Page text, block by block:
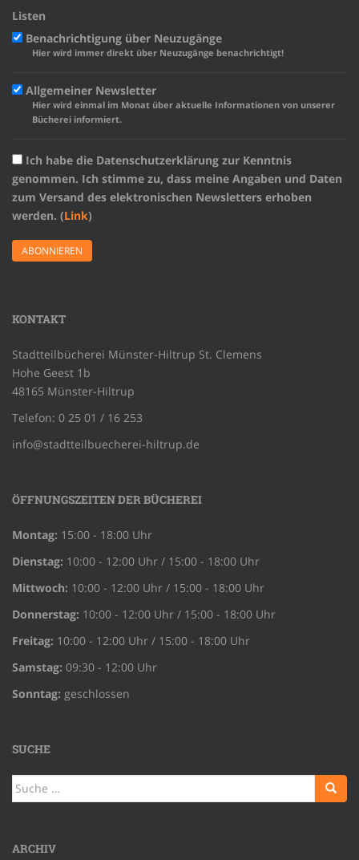
Listen
Benachrichtigung über Neuzugänge
Hier wird immer direkt über Neuzugänge benachrichtigt!
Allgemeiner Newsletter
Hier wird einmal im Monat über aktuelle Informationen von unserer
Bücherei informiert.
Ich habe die Datenschutzerklärung zur Kenntnis
genommen. Ich stimme zu, dass meine Angaben und Daten
zum Versand des elektronischen Newsletters erhoben
werden. (Link)
KONTAKT
Stadtteilbücherei Münster-Hiltrup St. Clemens
Hohe Geest 1b
48165 Münster-Hiltrup
Telefon: 0 25 01 / 16 253
info@stadtteilbuecherei-hiltrup.de
ÖFFNUNGSZEITEN DER BÜCHEREI
Montag: 15:00 - 18:00 Uhr
Dienstag: 10:00 - 12:00 Uhr / 15:00 - 18:00 Uhr
Mittwoch: 10:00 - 12:00 Uhr / 15:00 - 18:00 Uhr
Donnerstag: 10:00 - 12:00 Uhr / 15:00 - 18:00 Uhr
Freitag: 10:00 - 12:00 Uhr / 15:00 - 18:00 Uhr
Samstag: 09:30 - 12:00 Uhr
Sonntag: geschlossen
SUCHE
Suche
nach:
ARCHIV